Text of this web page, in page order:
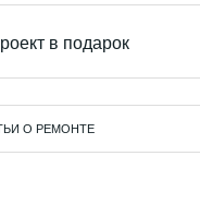
О РЕМОНТЕ